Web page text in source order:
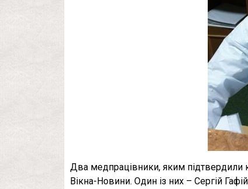
Два медпрацівники, яким підтвердили
Вікна-Новини. Один із них – Сергій